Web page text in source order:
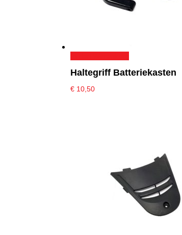
Haltegriff Batteriekasten
€ 10,50